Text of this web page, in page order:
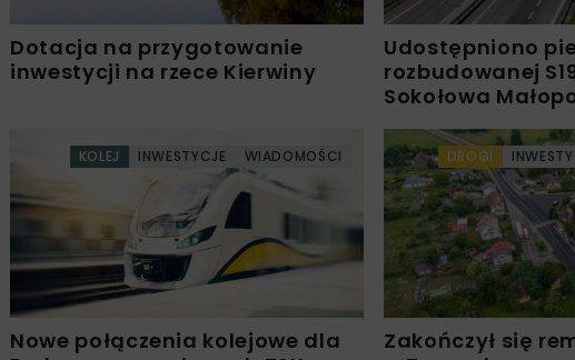
Dotacja na przygotowanie
inwestycji na rzece Kierwiny
Udostępniono
rozbudowanej
Sokołowa
KOLEJ INWESTYCJE WIADOMOŚCI
Nowe połączenia kolejowe dla
DROGI
Zakończył się